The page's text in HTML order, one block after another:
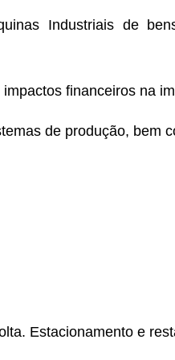
Industriais de
financeiros na
de produção, bem
Estacionamento e